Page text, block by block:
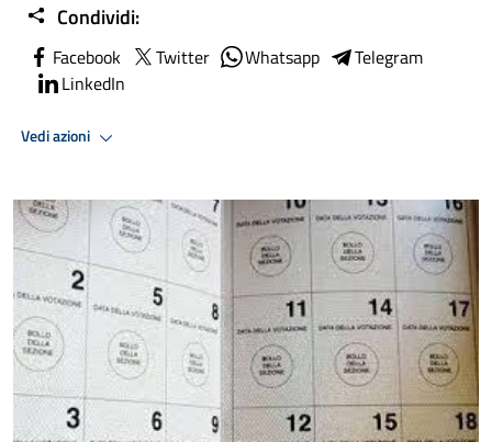
Condividi:
Facebook Twitter Whatsapp
Telegram
LinkedIn
Vedi azioni